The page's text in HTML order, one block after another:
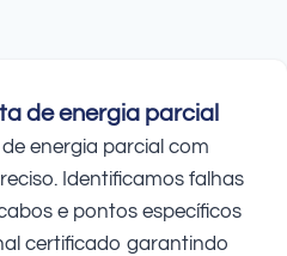
de energia parcial
energia parcial com
Identificamos falhas
e pontos específicos
certificado garantindo